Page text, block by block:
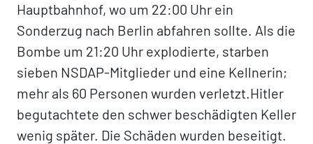
Hauptbahnhof, wo um 22:00 Uhr ein
Sonderzug nach Berlin abfahren sollte. Als die
Bombe um 21:20 Uhr explodierte, starben
sieben NSDAP-Mitglieder und eine Kellnerin;
mehr als 60 Personen wurden verletzt.Hitler
begutachtete den schwer beschädigten Keller
wenig später. Die Schäden wurden beseitigt.